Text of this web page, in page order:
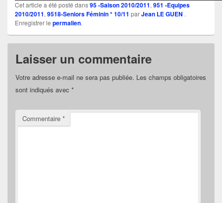
Cet article a été posté dans95 -Saison 2010/2011, 951 -Equipes
2010/2011, 9518-Seniors Féminin * 10/11 parJean LE GUEN .
Enregistrer le permalien.
Laisser un commentaire
Votre adresse e-mail ne sera pas publiée. Les champs obligatoires
sont indiqués avec *
Commentaire *